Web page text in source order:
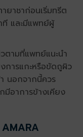
ยาชาก่อนเริ่มทรีต
ที และมีแพทย์ผู้
ามที่แพทย์แนะนำ
การแกะหรือขัดถูผิว
นอกจากนี้ควร
มีอาการข้างเคียง